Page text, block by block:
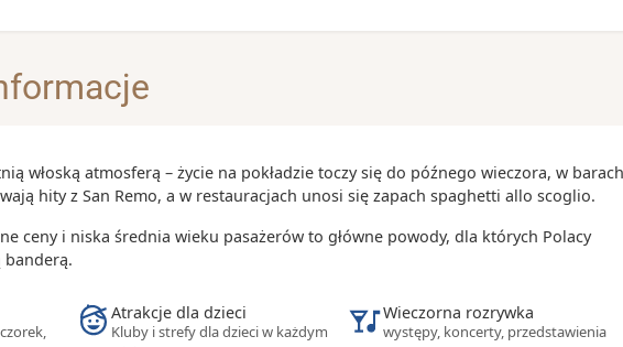
włoską atmosferą – życie na pokładzie toczy się do późnego wieczora, w
hity z San Remo, a w restauracjach unosi się zapach spaghetti allo scoglio.
ceny i niska średnia wieku pasażerów to główne powody, dla których Polacy
banderą.
Atrakcje dla dzieci
Kluby i strefy dla dzieci w każdym
Wieczorna rozrywka
występy, koncerty, przedstawienia